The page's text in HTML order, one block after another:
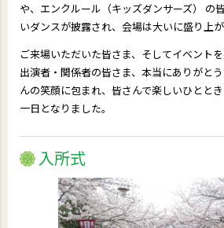
や、 エンクルール（キッズダンサーズ）
の
いダンスが披露され、会場は大いに盛り上が
ご来場いただいた皆さま、そしてイベント
出演者・関係者の皆さま、本当にありがと
んの笑顔に包まれ、皆さんで楽しいひとと
一日となりました。
入所式